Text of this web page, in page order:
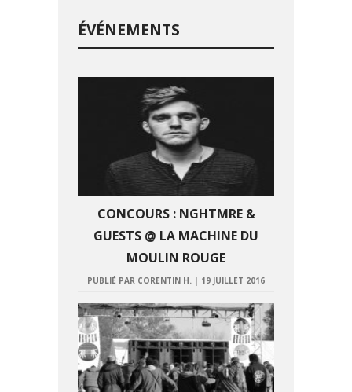
ÉVÉNEMENTS
CONCOURS : NGHTMRE &
GUESTS @ LA MACHINE DU
MOULIN ROUGE
PUBLIÉ PAR CORENTIN H. | 19 JUILLET 2016